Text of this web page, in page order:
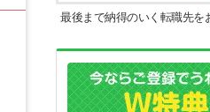
最後まで納得のいく転職先を